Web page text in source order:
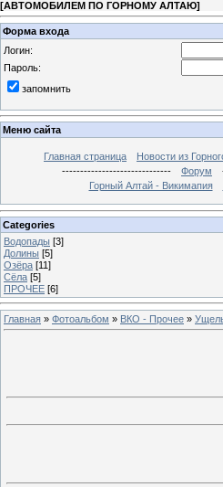
[АВТОМОБИЛЕМ ПО ГОРНОМУ АЛТАЮ]
Форма входа
Логин:
Пароль:
запомнить
Меню сайта
Главная страница Новости из
------------------------------
Форум
Горный Алтай - Викимапия
Categories
Водопады [3]
Долины [5]
Озёра [11]
Сёла [5]
ПРОЧЕЕ [6]
Главная » Фотоальбом » ВКО - Прочее »